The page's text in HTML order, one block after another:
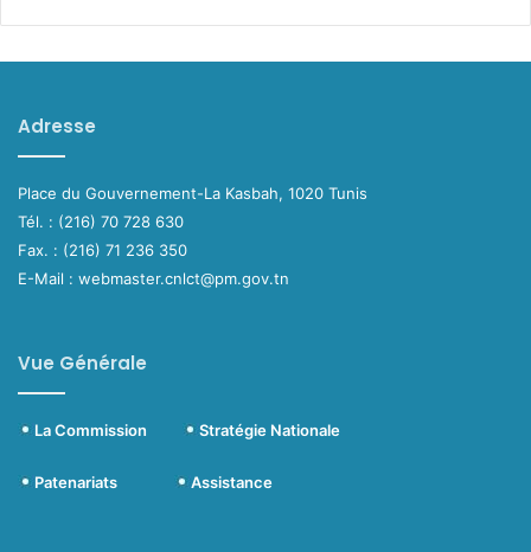
Adresse
Place du Gouvernement-La Kasbah, 1020 Tunis
Tél. : (216) 70 728 630
Fax. : (216) 71 236 350
E-Mail : webmaster.cnlct@pm.gov.tn
Vue Générale
La Commission Stratégie Nationale
Patenariats Assistance